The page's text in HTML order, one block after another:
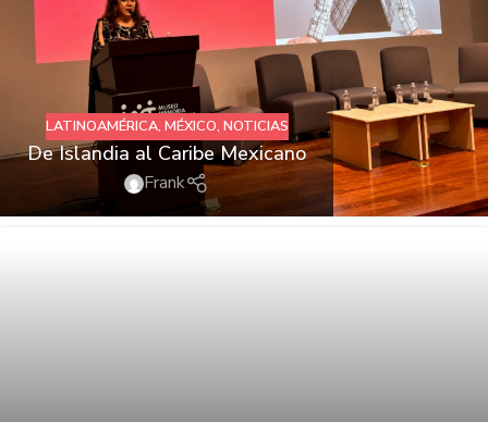
LATINOAMÉRICA, MÉXICO, NOTICIAS
De Islandia al Caribe Mexicano
Frank